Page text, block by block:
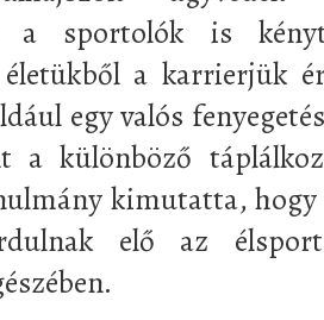
a sportolók is
a karrierjük
egy valós
a különböző
kimutatta,
elő az